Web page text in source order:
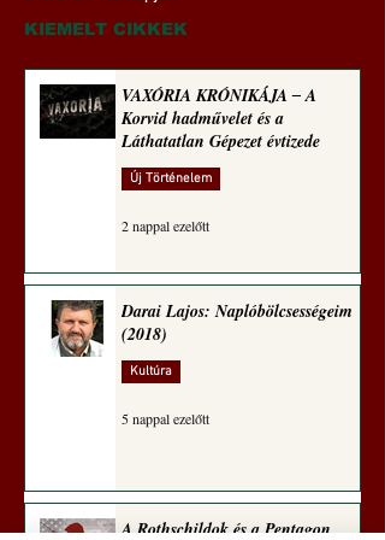
technomorál ‒ 21/28.
Rugalmas technomorál:
KIEMELT CIKKEK
VAXÓRIA KRÓNIKÁJA ‒ A
Korvid hadművelet és a
Láthatatlan Gépezet évtizede
Új Történelem
2 nappal ezelőtt
Darai Lajos: Naplóbölcsességeim
(2018)
Kultúra
5 nappal ezelőtt
A Rothschildok és a Pentagon